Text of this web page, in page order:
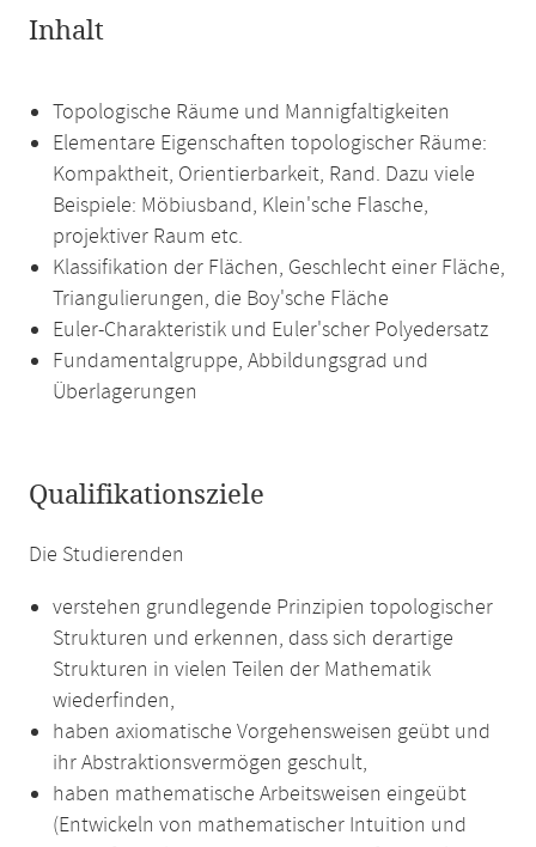
Inhalt
Topologische Räume und Mannigfaltigkeiten
Elementare Eigenschaften topologischer Räume:
Kompaktheit, Orientierbarkeit, Rand. Dazu viele
Beispiele: Möbiusband, Klein'sche Flasche,
projektiver Raum etc.
Klassifikation der Flächen, Geschlecht einer Fläche,
Triangulierungen, die Boy'sche Fläche
Euler-Charakteristik und Euler'scher Polyedersatz
Fundamentalgruppe, Abbildungsgrad und
Überlagerungen
Qualifikationsziele
Die Studierenden
verstehen grundlegende Prinzipien topologischer
Strukturen und erkennen, dass sich derartige
Strukturen in vielen Teilen der Mathematik
wiederfinden,
haben axiomatische Vorgehensweisen geübt und
ihr Abstraktionsvermögen geschult,
haben mathematische Arbeitsweisen eingeübt
(Entwickeln von mathematischer Intuition und